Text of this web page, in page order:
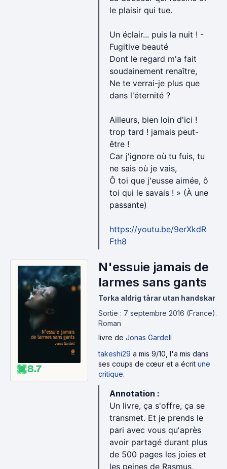
le plaisir qui tue.
Un éclair... puis la nuit ! -
Fugitive beauté
Dont le regard m'a fait
soudainement renaître,
Ne te verrai-je plus que
dans l'éternité ?
Ailleurs, bien loin d'ici !
trop tard ! jamais peut-
être !
Car j'ignore où tu fuis, tu
ne sais où je vais,
Ô toi que j'eusse aimée, ô
toi qui le savais ! » (À une
passante)
https://youtu.be/9erXkdR
Fth8
8.7
N'essuie jamais de
larmes sans gants
Torka aldrig tårar utan handskar
Sortie : 7 septembre 2016 (France).
Roman
livre de Jonas Gardell
takeshi29 a mis 9/10, l'a mis dans
ses coups de cœur et a écrit une
critique.
Annotation :
Un livre, ça s'offre, ça se
transmet. Et je prends le
pari avec vous qu'après
avoir partagé durant plus
de 500 pages les joies et
les peines de Rasmus,